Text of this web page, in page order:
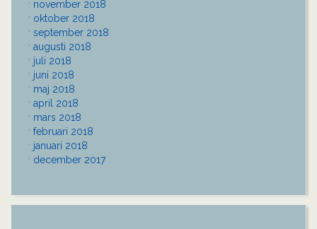
november 2018
oktober 2018
september 2018
augusti 2018
juli 2018
juni 2018
maj 2018
april 2018
mars 2018
februari 2018
januari 2018
december 2017